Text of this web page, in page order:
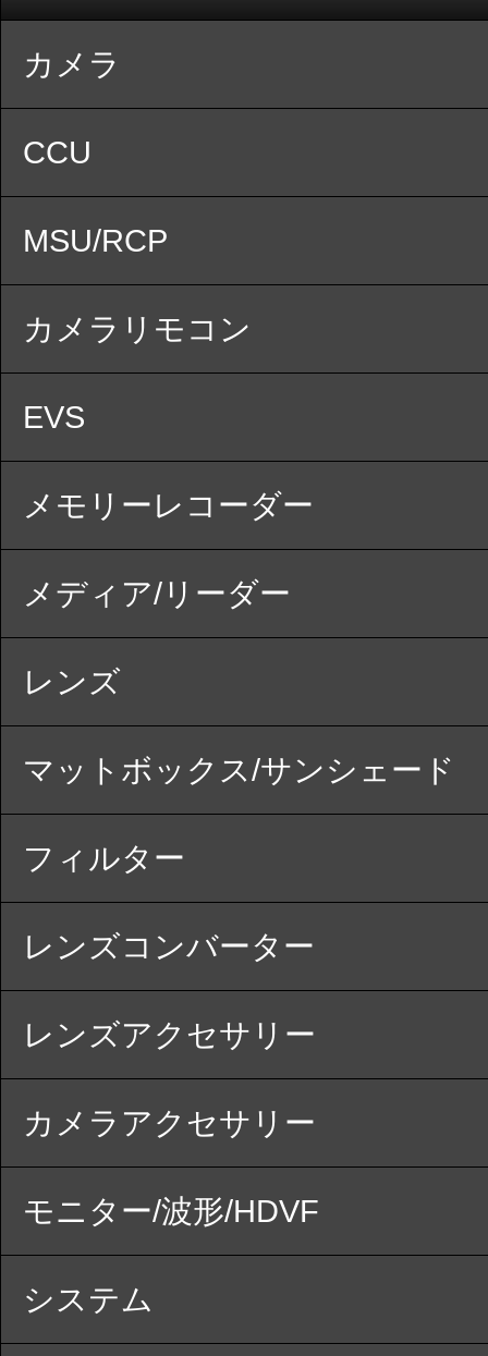
カメラ
CCU
MSU/RCP
カメラリモコン
EVS
メモリーレコーダー
メディア/リーダー
レンズ
マットボックス/サンシェード
フィルター
レンズコンバーター
レンズアクセサリー
カメラアクセサリー
モニター/波形/HDVF
システム